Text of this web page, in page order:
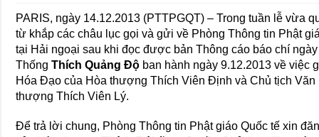
PARIS, ngày 14.12.2013 (PTTPGQT) – Trong tuần lễ vừa
từ khắp các châu lục gọi và gửi về Phòng Thông tin Phật
tại Hải ngoại sau khi đọc được bản Thông cáo báo chí
ThốngThích Quảng Độ ban hành ngày 9.12.2013 về việc
Hóa Đạo của Hòa thượng Thích Viên Định và Chủ tịch
thượng Thích Viên Lý.
Để trả lời chung, Phòng Thông tin Phật giáo Quốc tế xin